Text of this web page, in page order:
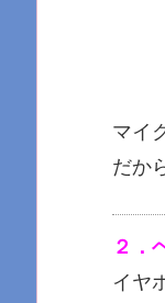
マイ
だか
２．
イヤ